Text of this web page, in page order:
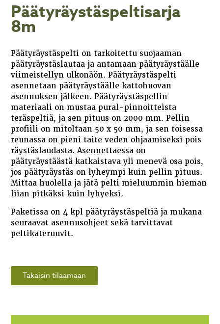
Päätyräystäspeltisarja
8m
Päätyräystäspelti on tarkoitettu suojaaman
päätyräystäslautaa ja antamaan päätyräystäälle
viimeistellyn ulkonäön. Päätyräystäspelti
asennetaan päätyräystäälle kattohuovan
asennuksen jälkeen. Päätyräystäspellin
materiaali on mustaa pural-pinnoitteista
teräspeltiä, ja sen pituus on 2000 mm. Pellin
profiili on mitoltaan 50 x 50 mm, ja sen toisessa
reunassa on pieni taite veden ohjaamiseksi pois
räystäslaudasta. Asennettaessa on
päätyräystäästä katkaistava yli menevä osa pois,
jos päätyräystäs on lyheympi kuin pellin pituus.
Mittaa huolella ja jätä pelti mieluummin hieman
liian pitkäksi kuin lyhyeksi.
Paketissa on 4 kpl päätyräystäspeltiä ja mukana
seuraavat asennusohjeet sekä tarvittavat
peltikateruuvit.
Takaisin tilaamaan